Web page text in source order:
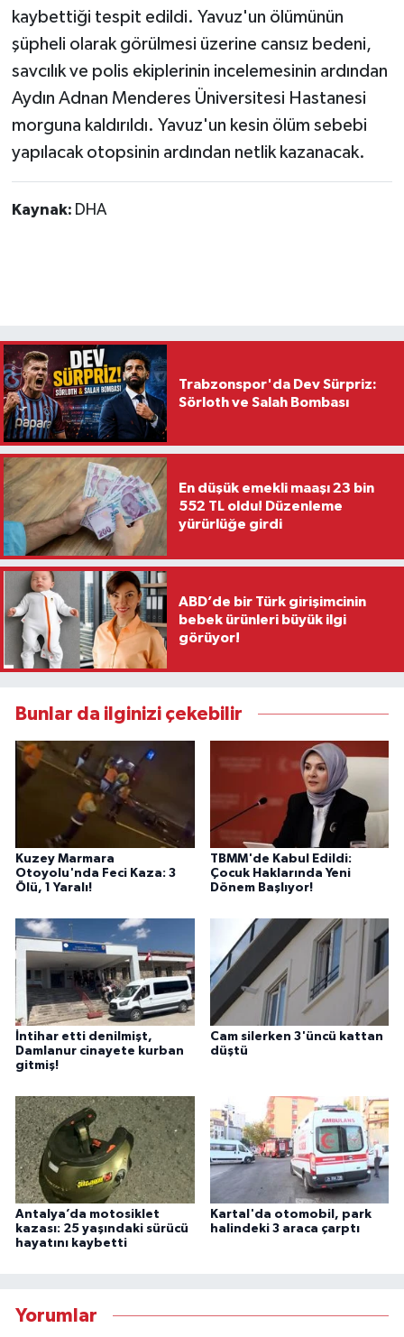
kaybettiği tespit edildi. Yavuz'un ölümünün
şüpheli olarak görülmesi üzerine cansız bedeni,
savcılık ve polis ekiplerinin incelemesinin ardından
Aydın Adnan Menderes Üniversitesi Hastanesi
morguna kaldırıldı. Yavuz'un kesin ölüm sebebi
yapılacak otopsinin ardından netlik kazanacak.
Kaynak: DHA
Trabzonspor'da Dev Sürpriz:
Sörloth ve Salah Bombası
En düşük emekli maaşı 23 bin
552 TL oldu! Düzenleme
yürürlüğe girdi
ABD’de bir Türk girişimcinin
bebek ürünleri büyük ilgi
görüyor!
Bunlar da ilginizi çekebilir
Kuzey Marmara
Otoyolu'nda Feci Kaza: 3
Ölü, 1 Yaralı!
TBMM'de Kabul Edildi:
Çocuk Haklarında Yeni
Dönem Başlıyor!
İntihar etti denilmişt,
Damlanur cinayete kurban
gitmiş!
Cam silerken 3'üncü kattan
düştü
Antalya’da motosiklet
kazası: 25 yaşındaki sürücü
hayatını kaybetti
Kartal'da otomobil, park
halindeki 3 araca çarptı
Yorumlar